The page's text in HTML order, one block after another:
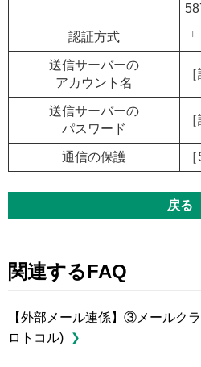
認証方式
送信サーバーの
アカウント名
送信サーバーの
パスワード
通信の保護
戻る
関連するFAQ
【外部メール連係】③メールク
ロトコル)